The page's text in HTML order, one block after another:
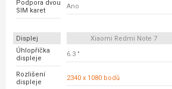
Podpora dvou
SIM karet
Ano
Displej Xiaomi Redmi Note 7
Úhlopříčka
displeje
6.3 "
Rozlišení
displeje
2340 x 1080 bodů